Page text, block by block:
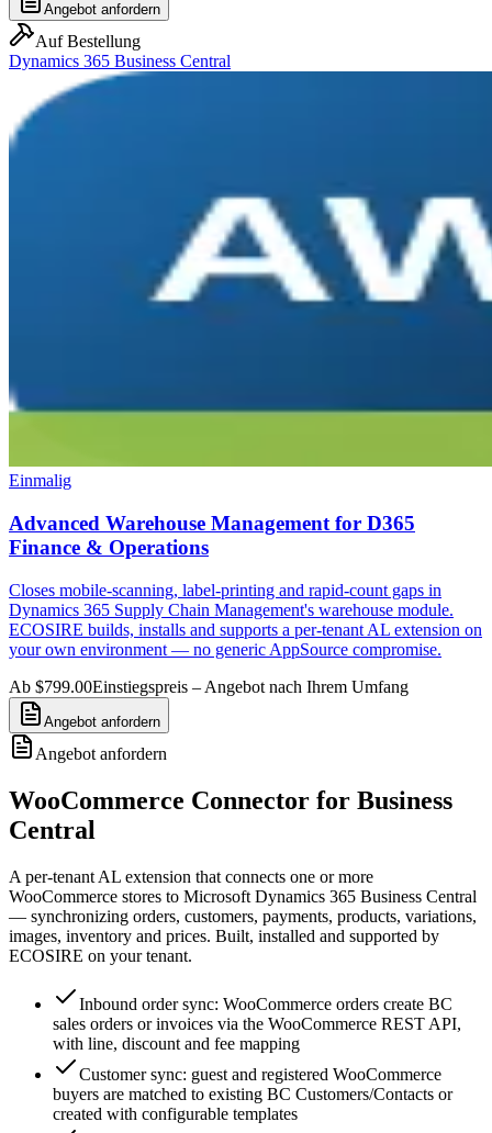
Angebot anfordern
Auf Bestellung
Dynamics 365 Business Central
Einmalig
Advanced Warehouse Management for D365
Finance & Operations
Closes mobile-scanning, label-printing and rapid-count gaps in
Dynamics 365 Supply Chain Management's warehouse module.
ECOSIRE builds, installs and supports a per-tenant AL extension on
your own environment — no generic AppSource compromise.
Ab $799.00Einstiegspreis – Angebot nach Ihrem Umfang
Angebot anfordern
Angebot anfordern
WooCommerce Connector for Business
Central
A per-tenant AL extension that connects one or more
WooCommerce stores to Microsoft Dynamics 365 Business Central
— synchronizing orders, customers, payments, products, variations,
images, inventory and prices. Built, installed and supported by
ECOSIRE on your tenant.
Inbound order sync: WooCommerce orders create BC
sales orders or invoices via the WooCommerce REST API,
with line, discount and fee mapping
Customer sync: guest and registered WooCommerce
buyers are matched to existing BC Customers/Contacts or
created with configurable templates